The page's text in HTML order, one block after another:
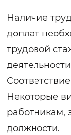
Наличие
доплат
трудовой
Некоторые
должности.